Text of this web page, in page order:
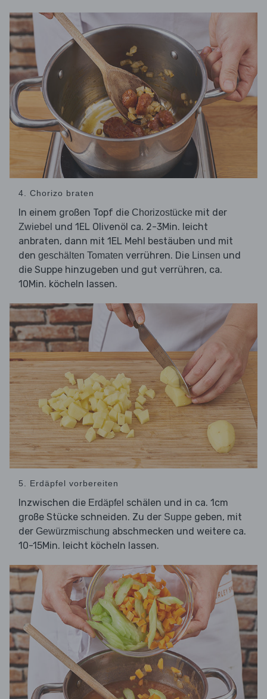
4. Chorizo braten
In einem großen Topf die Chorizostücke mit der
Zwiebel und 1EL Olivenöl ca. 2-3Min. leicht
anbraten, dann mit 1EL Mehl bestäuben und mit
den geschälten Tomaten verrühren. Die Linsen und
die Suppe hinzugeben und gut verrühren, ca.
10Min. köcheln lassen.
5. Erdäpfel vorbereiten
Inzwischen die Erdäpfel schälen und in ca. 1cm
große Stücke schneiden. Zu der Suppe geben, mit
der Gewürzmischung abschmecken und weitere ca.
10-15Min. leicht köcheln lassen.